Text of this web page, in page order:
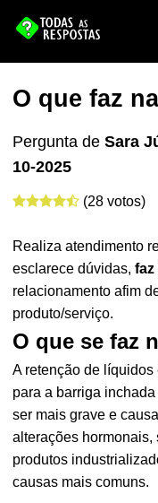
O que faz
Pergunta deSara
10-2025
(28 votos)
Realiza atendimento
esclarece dúvidas,faz
relacionamento afim
produto/serviço.
O que se faz
A retenção de
para a barriga
ser mais grave e
alterações
produtos
causas mais comuns.